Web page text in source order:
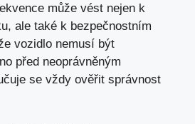
může vést nejen k
ale také k bezpečnostním
vozidlo nemusí být
před neoprávněným
se vždy ověřit správnost